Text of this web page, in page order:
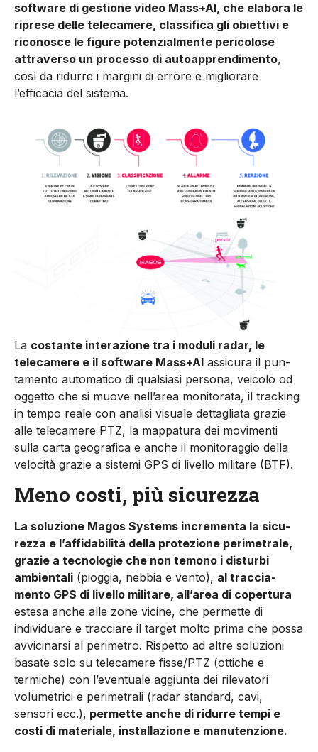
software di gestione video Mass+AI, che elabora le
riprese delle telecamere, classifica gli obiettivi e
riconosce le figure poten­zialmente pericolose
attraverso un processo di autoapprendimento,
così da ridurre i margini di errore e migliorare
l’efficacia del sistema.
La costante interazione tra i moduli radar, le
telecamere e il software Mass+AI assicura il pun­
tamento automatico di qualsiasi persona, veicolo od
oggetto che si muove nell’area monitorata, il tracking
in tempo reale con analisi visuale detta­gliata grazie
alle telecamere PTZ, la mappatura dei movimenti
sulla carta geografica e anche il monitoraggio della
velocità grazie a sistemi GPS di livello militare (BTF).
Meno costi, più sicurezza
La soluzione Magos Systems incrementa la sicu­
rezza e l’affidabilità della protezione perimetrale,
grazie a tecnologie che non temono i disturbi
ambientali (pioggia, nebbia e vento), al traccia­
mento GPS di livello militare, all’area di coper­tura
estesa anche alle zone vicine, che permette di
individuare e tracciare il target molto prima che possa
avvicinarsi al perimetro. Rispetto ad altre soluzioni
basate solo su telecamere fisse/PTZ (ottiche e
termiche) con l’eventuale aggiunta dei rilevatori
volumetrici e perimetrali (radar standard, cavi,
sensori ecc.), permette anche di ridurre tempi e
costi di materiale, installazione e manutenzione.